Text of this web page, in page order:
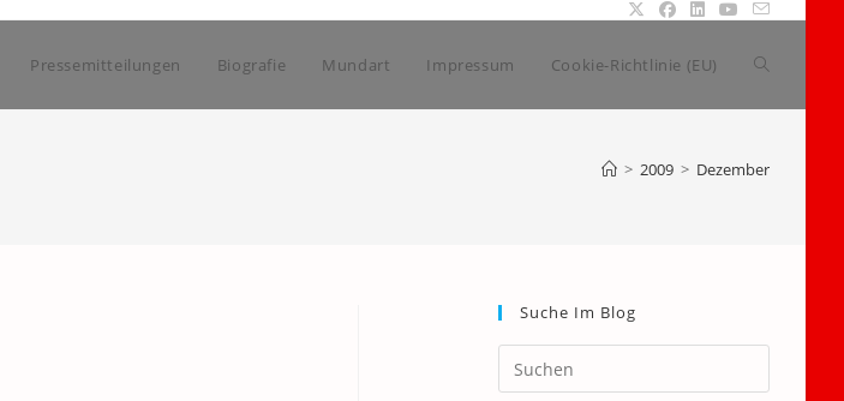
Pressemitteilungen Biografie Mundart Impressum Cookie-Richtlinie (EU) Website-
> 2009 > Dezember
Suche Im Blog
Escape